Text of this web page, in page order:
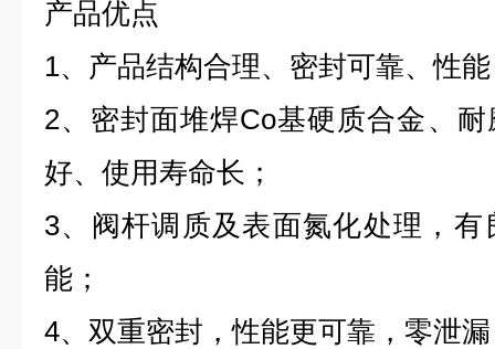
产品优点
1、产品结构合理、密封可靠、性
2、密封面堆焊Co基硬质合金、
好、使用寿命长；
3、阀杆调质及表面氮化处理，
能；
4、双重密封，性能更可靠，零泄